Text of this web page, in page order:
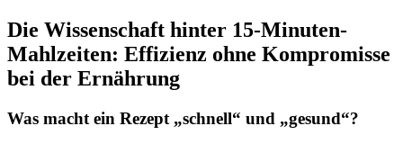
Die Wissenschaft hinter 15-Minuten-
Mahlzeiten: Effizienz ohne Kompromisse
bei der Ernährung
Was macht ein Rezept „schnell“ und „gesund“?